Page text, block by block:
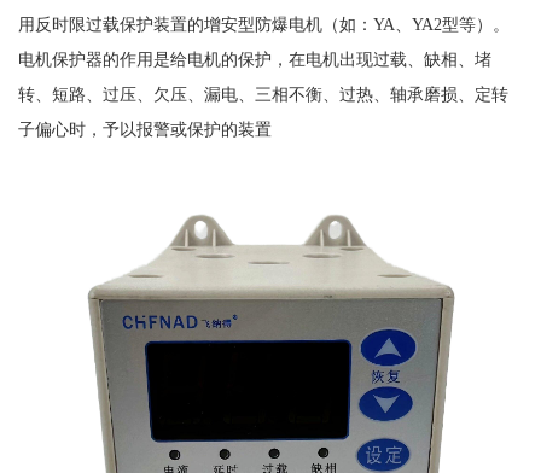
用反时限过载保护装置的增安型防爆电机（如：YA、YA2型等）。
电机保护器的作用是给电机的保护，在电机出现过载、缺相、堵
转、短路、过压、欠压、漏电、三相不衡、过热、轴承磨损、定转
子偏心时，予以报警或保护的装置